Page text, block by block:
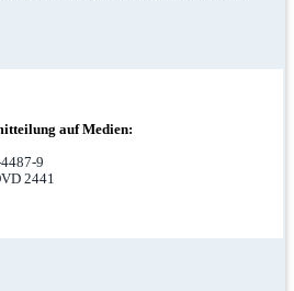
auf Medien:
9
2441